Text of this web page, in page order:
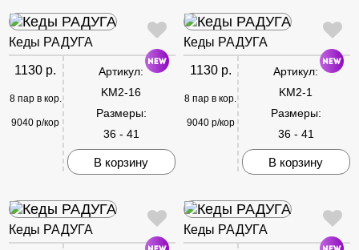
Кеды РАДУГА
1130 р.
8 пар в кор.
9040 р/кор
Артикул:
KM2-16
Размеры:
36 - 41
В корзину
Кеды РАДУГА
1130 р.
8 пар в кор.
9040 р/кор
Артикул:
KM2-1
Размеры:
36 - 41
В корзину
Кеды РАДУГА Кеды РАДУГА